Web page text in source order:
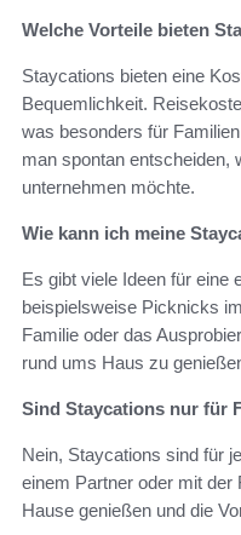
Welche Vorteile bieten
Staycations bieten eine
Bequemlichkeit.
was besonders für
man spontan entscheiden,
unternehmen möchte.
Wie kann ich meine
Es gibt viele Ideen für eine
beispielsweise Picknicks
Familie oder das
rund ums Haus zu
Sind Staycations nur für
Nein, Staycations sind für
einem Partner oder mit der
Hause genießen und die